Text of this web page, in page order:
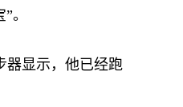
。
显示，他已经跑